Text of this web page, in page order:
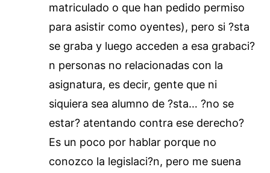
matriculado o que han pedido permiso
para asistir como oyentes), pero si ?sta
se graba y luego acceden a esa grabaci?
n personas no relacionadas con la
asignatura, es decir, gente que ni
siquiera sea alumno de ?sta… ?no se
estar? atentando contra ese derecho?
Es un poco por hablar porque no
conozco la legislaci?n, pero me suena